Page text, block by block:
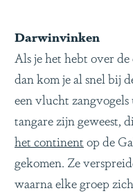
Darwinvinken
Als je het hebt over
dan kom je al snel bij
een vlucht
tangare zijn geweest,
het continentop de
gekomen. Ze
waarna elke groep